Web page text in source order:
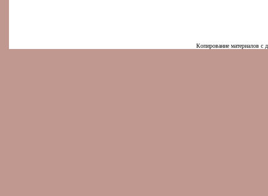
Копирование материалов с